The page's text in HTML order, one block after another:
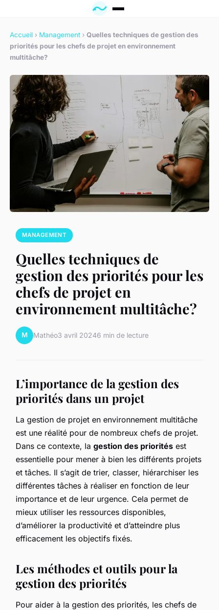
Accueil › Management › Quelles techniques de gestion des
priorités pour les chefs de projet en environnement
multitâche?
MANAGEMENT
Quelles techniques de
gestion des priorités pour les
chefs de projet en
environnement multitâche?
M Mathéo3 avril 20246 min de lecture
L’importance de la gestion des
priorités dans un projet
La gestion de projet en environnement multitâche
est une réalité pour de nombreux chefs de projet.
Dans ce contexte, la gestion des priorités est
essentielle pour mener à bien les différents projets
et tâches. Il s’agit de trier, classer, hiérarchiser les
différentes tâches à réaliser en fonction de leur
importance et de leur urgence. Cela permet de
mieux utiliser les ressources disponibles,
d’améliorer la productivité et d’atteindre plus
efficacement les objectifs fixés.
Les méthodes et outils pour la
gestion des priorités
Pour aider à la gestion des priorités, les chefs de